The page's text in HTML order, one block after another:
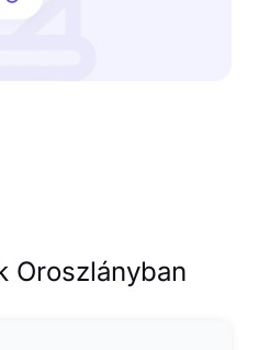
Oroszlányban